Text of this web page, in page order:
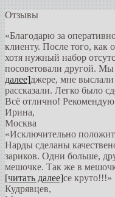
Отзывы
«Благодарю за
клиенту. После того, как
хотя нужный набор
посоветовали другой. Мы
далее]джере, мне
рассказали. Легко было
Всё отлично!
Ирина,
Москва
«Исключительно
Нарды сделаны
зариков. Одни больше,
мешочке. Так же в
[читать далее]се круто!!!»
Кудрявцев,